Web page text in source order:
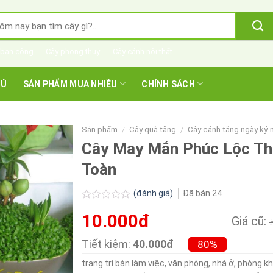
SẢN PHẨM MUA NHIỀU CHÍNH SÁCH
Sản phẩm / Cây quà tặng / Cây cảnh tặng ngày kỷ
Cây May Mắn Phúc Lộc
Toàn
xếp
hạng
5
(đánh giá) Đã bán 24
10.000đ Giá cũ:
Tiết kiệm: 40.000đ 80%
trang trí bàn làm việc, văn phòng, nhà ở, phòng